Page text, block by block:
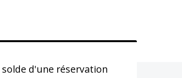
d'une réservation